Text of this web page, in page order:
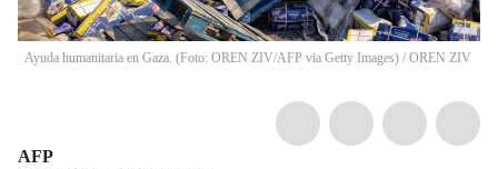
Ayuda humanitaria en Gaza. (Foto: OREN ZIV/AFP via Getty Images) / OREN ZIV
AFP